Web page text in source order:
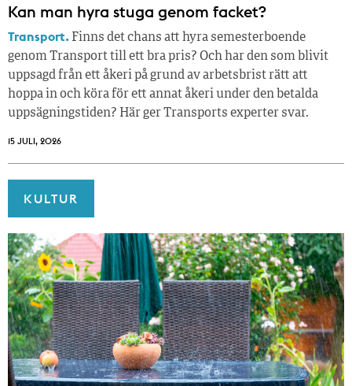
Kan man hyra stuga genom facket?
Transport. Finns det chans att hyra semesterboende
genom Transport till ett bra pris? Och har den som blivit
uppsagd från ett åkeri på grund av arbetsbrist rätt att
hoppa in och köra för ett annat åkeri under den betalda
uppsägningstiden? Här ger Transports experter svar.
15 JULI, 2026
KULTUR